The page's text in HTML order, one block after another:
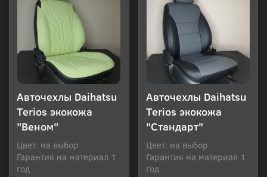
Авточехлы Daihatsu
Terios экокожа
"Веном"
Цвет: на выбор
Гарантия на материал 1
год
Авточехлы Daihatsu
Terios экокожа
"Стандарт"
Цвет: на выбор
Гарантия на материал 1
год